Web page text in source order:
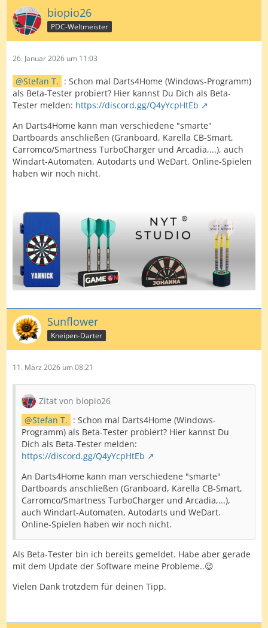
biopio26
PDC-Weltmeister
26. Januar 2026 um 11:03
Stefan T. : Schon mal Darts4Home (Windows-Programm)
als Beta-Tester probiert? Hier kannst Du Dich als Beta-
Tester melden: https://discord.gg/Q4yYcpHtEb
An Darts4Home kann man verschiedene "smarte"
Dartboards anschließen (Granboard, Karella CB-Smart,
Carromco/Smartness TurboCharger und Arcadia,...), auch
Windart-Automaten, Autodarts und WeDart. Online-Spielen
haben wir noch nicht.
Sunflower
Kneipen-Darter
11. März 2026 um 08:21
Zitat von biopio26
Stefan T. : Schon mal Darts4Home (Windows-
Programm) als Beta-Tester probiert? Hier kannst Du
Dich als Beta-Tester melden:
https://discord.gg/Q4yYcpHtEb
An Darts4Home kann man verschiedene "smarte"
Dartboards anschließen (Granboard, Karella CB-Smart,
Carromco/Smartness TurboCharger und Arcadia,...),
auch Windart-Automaten, Autodarts und WeDart.
Online-Spielen haben wir noch nicht.
Als Beta-Tester bin ich bereits gemeldet. Habe aber gerade
mit dem Update der Software meine Probleme..😉
Vielen Dank trotzdem für deinen Tipp.